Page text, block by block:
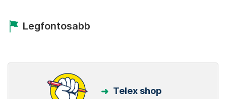
Legfontosabb
Telex shop